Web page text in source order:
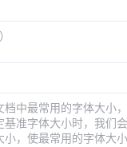
中最常用的字体大小
准字体大小时，我们
，使最常用的字体大